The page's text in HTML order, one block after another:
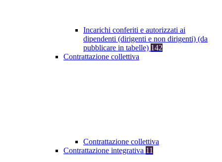
Incarichi conferiti e autorizzati ai
dipendenti (dirigenti e non dirigenti) (da
pubblicare in tabelle) 142
Contrattazione collettiva
Contrattazione collettiva
Contrattazione integrativa 11